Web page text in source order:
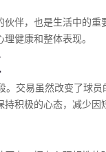
伴，也是生活中的
健康和整体表现。
交易虽然改变了球
积极的心态，减少因